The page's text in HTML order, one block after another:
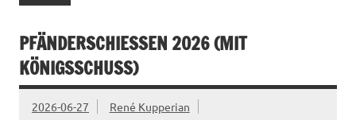
PFÄNDERSCHIESSEN 2026 (MIT K
ÖNIGSSCHUSS)
2026-06-27 René Kupperian